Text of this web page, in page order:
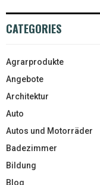
CATEGORIES
Agrarprodukte
Angebote
Architektur
Auto
Autos und Motorräder
Badezimmer
Bildung
Blog